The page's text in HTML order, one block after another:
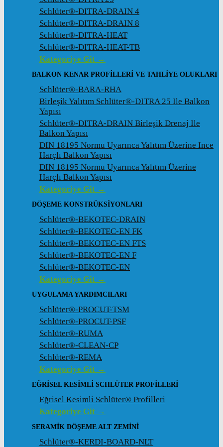
Schlüter®-DITRA-DRAIN 4
Schlüter®-DITRA-DRAIN 8
Schlüter®-DITRA-HEAT
Schlüter®-DITRA-HEAT-TB
Kategoriye Git →
BALKON KENAR PROFILLERI VE TAHLIYE OLUKLARI
Schlüter®-BARA-RHA
Birleşik Yalıtım Schlüter®-DITRA 25 Ile Balkon
Yapısı
Schlüter®-DITRA-DRAIN Birleşik Drenaj Ile
Balkon Yapısı
DIN 18195 Normu Uyarınca Yalıtım Üzerine Ince
Harçlı Balkon Yapısı
DIN 18195 Normu Uyarınca Yalıtım Üzerine
Harçlı Balkon Yapısı
Kategoriye Git →
DÖŞEME KONSTRÜKSIYONLARI
Schlüter®-BEKOTEC-DRAIN
Schlüter®-BEKOTEC-EN FK
Schlüter®-BEKOTEC-EN FTS
Schlüter®-BEKOTEC-EN F
Schlüter®-BEKOTEC-EN
Kategoriye Git →
UYGULAMA YARDIMCILARI
Schlüter®-PROCUT-TSM
Schlüter®-PROCUT-PSF
Schlüter®-RUMA
Schlüter®-CLEAN-CP
Schlüter®-REMA
Kategoriye Git →
EĞRISEL KESIMLI SCHLÜTER PROFILLERI
Eğrisel Kesimli Schlüter® Profilleri
Kategoriye Git →
SERAMIK DÖŞEME ALT ZEMINI
Schlüter®-KERDI-BOARD-NLT